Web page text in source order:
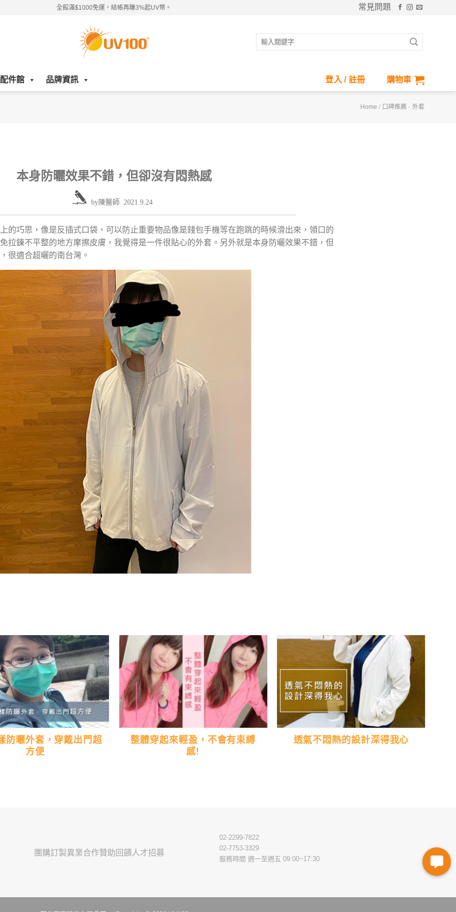
全館滿$1000免運，結帳再賺3%起UV幣。 常見問題
搜
配件館 品牌資訊 登入 / 註冊 購物車
Home / 口碑推薦 - 外套
本身防曬效果不錯，但卻沒有悶熱感
by陳醫師 2021.9.24
的巧思，像是反插式口袋，可以防止重要物品像是錢包手機等在跑跳的時候滑出來，領口的
拉鍊不平整的地方摩擦皮膚，我覺得是一件很貼心的外套。另外就是本身防曬效果不錯，但
很適合超曬的南台灣。
防曬外套，穿戴出門超
方便
整體穿起來輕盈，不會有束縛
感!
透氣不悶熱的設計深得我心
團購訂製異業合作贊助回饋人才招募
02-2299-7822
02-7753-3329
服務時間 週一至週五 09:00~17:30